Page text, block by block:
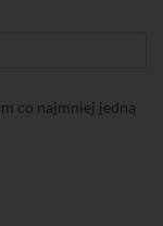
co najmniej jedną